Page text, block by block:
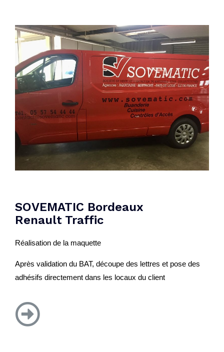
SOVEMATIC Bordeaux
Renault Traffic
Réalisation de la maquette
Après validation du BAT, découpe des lettres et pose des
adhésifs directement dans les locaux du client